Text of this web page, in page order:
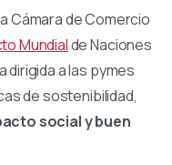
Cámara de Comercio
Mundialde Naciones
dirigida a las pymes
de sostenibilidad,
social y buen